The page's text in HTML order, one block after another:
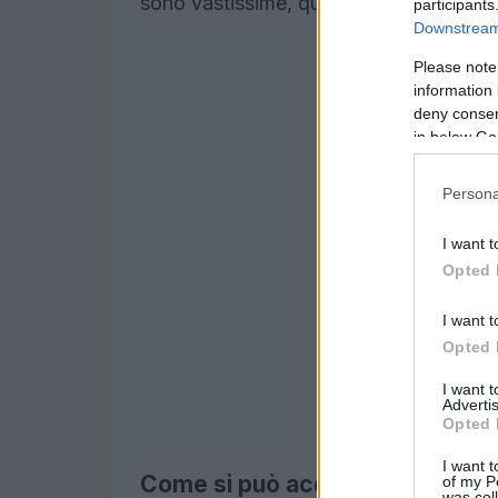
Please
information
deny
in below
I want
Opted
I want
Opted
I want
Opted
I want
of my
Come si può acquistare su